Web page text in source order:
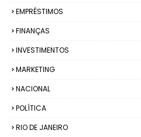
EMPRÉSTIMOS
FINANÇAS
INVESTIMENTOS
MARKETING
NACIONAL
POLÍTICA
RIO DE JANEIRO